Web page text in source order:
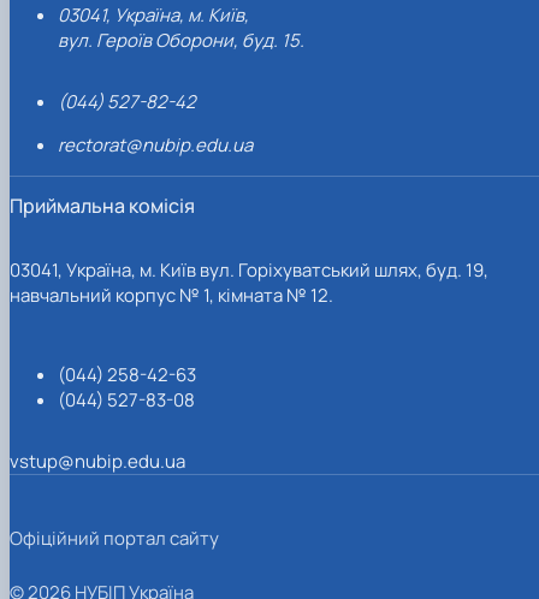
03041, Україна, м. Київ,
вул. Героїв Оборони, буд. 15.
(044) 527-82-42
rectorat@nubip.edu.ua
Приймальна комісія
03041, Україна, м. Київ вул. Горіхуватський шлях, буд. 19,
навчальний корпус № 1, кімната № 12.
(044) 258-42-63
(044) 527-83-08
vstup@nubip.edu.ua
Офіційний портал сайту
© 2026 НУБІП Україна